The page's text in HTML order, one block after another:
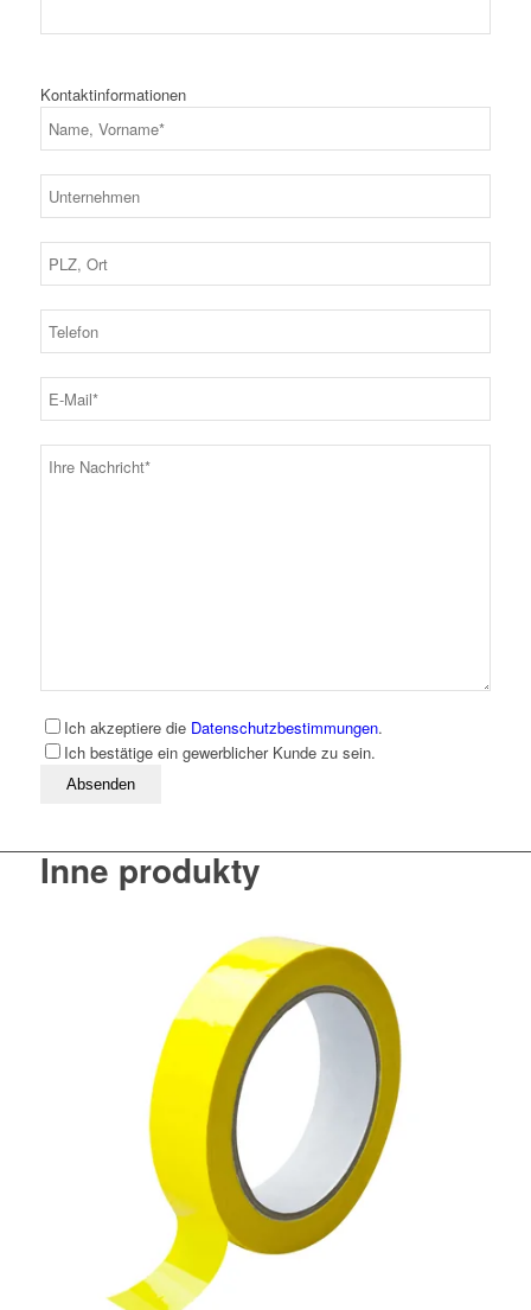
Kontaktinformationen
Ich akzeptiere die Datenschutzbestimmungen.
Ich bestätige ein gewerblicher Kunde zu sein.
Bitte lassen Sie dieses Feld leer
Inne produkty